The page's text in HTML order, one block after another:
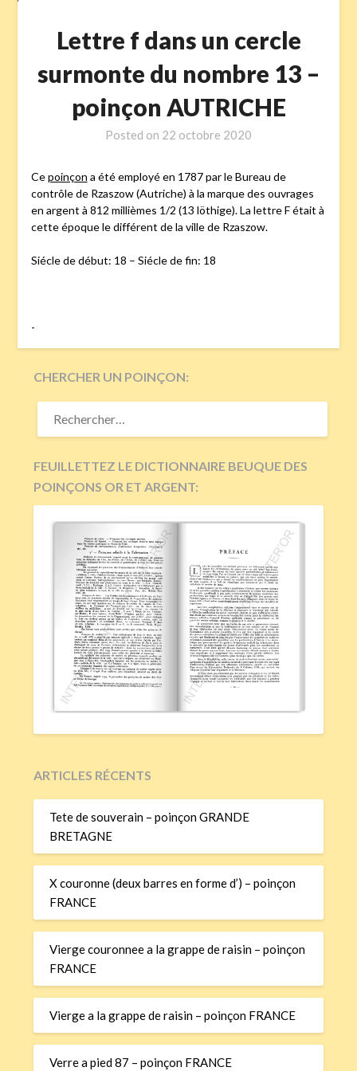
Lettre f dans un cercle
surmonte du nombre 13 –
poinçon AUTRICHE
Posted on 22 octobre 2020
Cepoinçon a été employé en 1787 par le Bureau de
contrôle de Rzaszow (Autriche) à la marque des ouvrages
en argent à 812 millièmes 1/2 (13 löthige). La lettre F était à
cette époque le différent de la ville de Rzaszow.
Siécle de début: 18 – Siécle de fin: 18
-
CHERCHER UN POINÇON:
RECHERCHER :
FEUILLETTEZ LE DICTIONNAIRE BEUQUE DES
POINÇONS OR ET ARGENT:
ARTICLES RÉCENTS
Tete de souverain – poinçon GRANDE
BRETAGNE
X couronne (deux barres en forme d’) – poinçon
FRANCE
Vierge couronnee a la grappe de raisin – poinçon
FRANCE
Vierge a la grappe de raisin – poinçon FRANCE
Verre a pied 87 – poinçon FRANCE